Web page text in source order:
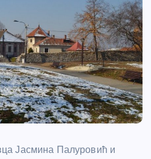
Јасмина Палуровић и